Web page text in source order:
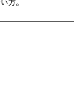
方。